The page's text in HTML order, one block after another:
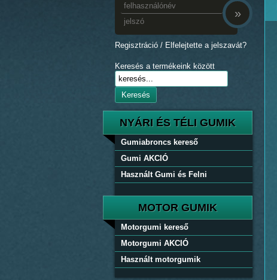
»
Regisztráció / Elfelejtette a jelszavát?
Keresés a termékeink között
Keresés
NYÁRI ÉS TÉLI GUMIK
Gumiabroncs kereső
Gumi AKCIÓ
Használt Gumi és Felni
MOTOR GUMIK
Motorgumi kereső
Motorgumi AKCIÓ
Használt motorgumik